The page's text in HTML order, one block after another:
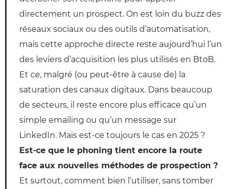
directement un prospect. On est loin du buzz des
réseaux sociaux ou des outils d’automatisation,
mais cette approche directe reste aujourd’hui l’un
des leviers d’acquisition les plus utilisés en BtoB.
Et ce, malgré (ou peut-être à cause de) la
saturation des canaux digitaux. Dans beaucoup
de secteurs, il reste encore plus efficace qu’un
simple emailing ou qu’un message sur
LinkedIn. Mais est-ce toujours le cas en 2025 ?
Est-ce que le phoning tient encore la route
face aux nouvelles méthodes de prospection ?
Et surtout, comment bien l’utiliser, sans tomber